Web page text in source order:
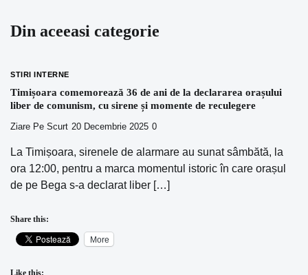
Din aceeasi categorie
STIRI INTERNE
Timișoara comemorează 36 de ani de la declararea orașului
liber de comunism, cu sirene și momente de reculegere
Ziare Pe Scurt 20 Decembrie 2025 0
La Timișoara, sirenele de alarmare au sunat sâmbătă, la
ora 12:00, pentru a marca momentul istoric în care orașul
de pe Bega s-a declarat liber […]
Share this:
More